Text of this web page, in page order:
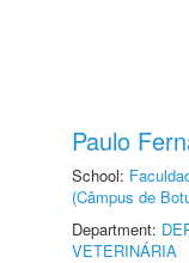
Paulo
School:
(Câmpus de
Department:
VETERINÁRIA